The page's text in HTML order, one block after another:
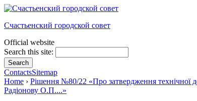
Счастьенский городской совет
Official website
Search this site:
ContactsSitemap
Home › Рішення №80/22 «Про затвердження технічної
Радіонову О.П....»